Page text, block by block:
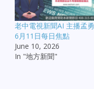
老中電視新聞AI 主播孟勇
6月11日每日焦點
June 10, 2026
In "地方新聞"